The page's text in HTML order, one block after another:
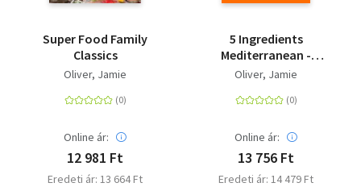
Super Food Family
Classics
Oliver, Jamie
Online ár:
12 981 Ft
Eredeti ár: 13 664 Ft
5 Ingredients
Mediterranean -
Simple Incredible Food
Oliver, Jamie
Online ár:
13 756 Ft
Eredeti ár: 14 479 Ft